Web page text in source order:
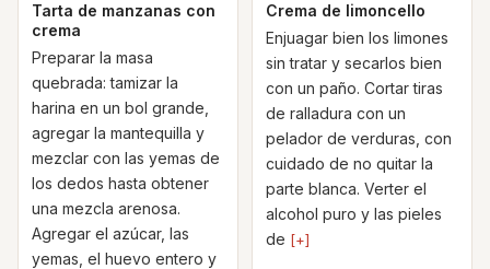
Tarta de manzanas con
crema
Preparar la masa
quebrada: tamizar la
harina en un bol grande,
agregar la mantequilla y
mezclar con las yemas de
los dedos hasta obtener
una mezcla arenosa.
Agregar el azúcar, las
yemas, el huevo entero y
Crema de limoncello
Enjuagar bien los limones
sin tratar y secarlos bien
con un paño. Cortar tiras
de ralladura con un
pelador de verduras, con
cuidado de no quitar la
parte blanca. Verter el
alcohol puro y las pieles
de [+]